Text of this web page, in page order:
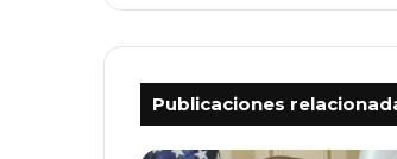
bo
ok
Publicaciones